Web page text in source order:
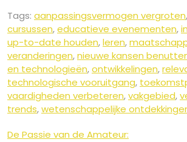
Tags: aanpassingsvermogen vergroten,
cursussen,educatieve evenementen,
up-to-date houden,leren,
veranderingen,nieuwe kansen
en technologieën,ontwikkelingen,
technologische vooruitgang,
vaardigheden verbeteren,vakgebied,
trends,wetenschappelijke
De Passie van de Amateur: